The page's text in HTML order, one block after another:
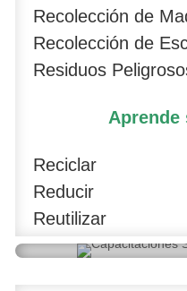
Recolección de
Recolección de
Residuos
Aprende
Reciclar
Reducir
Reutilizar